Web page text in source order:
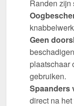
Randen zijn
Geen
plaatschaar
gebruiken.
Spaanders
direct na